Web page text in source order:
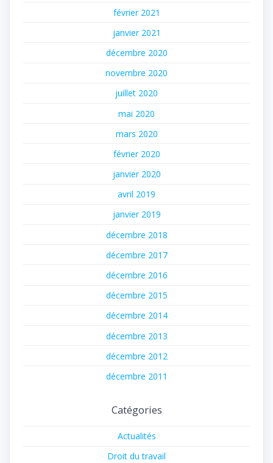
février 2021
janvier 2021
décembre 2020
novembre 2020
juillet 2020
mai 2020
mars 2020
février 2020
janvier 2020
avril 2019
janvier 2019
décembre 2018
décembre 2017
décembre 2016
décembre 2015
décembre 2014
décembre 2013
décembre 2012
décembre 2011
Catégories
Actualités
Droit du travail